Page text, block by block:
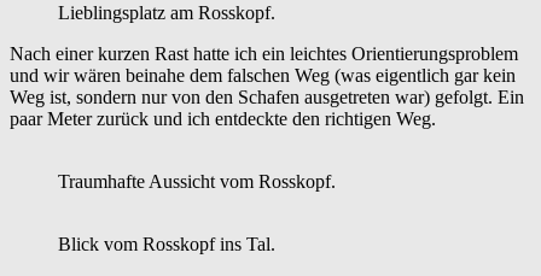
Lieblingsplatz am Rosskopf.
Nach einer kurzen Rast hatte ich ein leichtes Orientierungsproblem
und wir wären beinahe dem falschen Weg (was eigentlich gar kein
Weg ist, sondern nur von den Schafen ausgetreten war) gefolgt. Ein
paar Meter zurück und ich entdeckte den richtigen Weg.
Traumhafte Aussicht vom Rosskopf.
Blick vom Rosskopf ins Tal.